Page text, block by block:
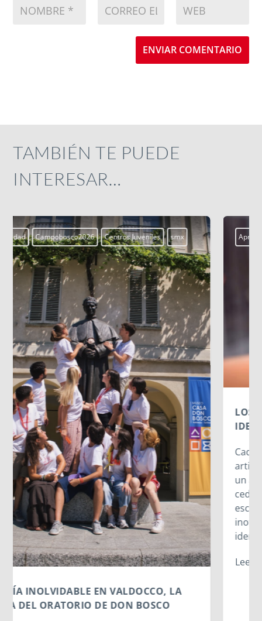
ENVIAR COMENTARIO
TAMBIÉN TE PUEDE
INTERESAR…
Aprendiendo a vivir Blogs
LOS DATOS BIOMÉTRICOS: NUESTRA
IDENTIDAD EN JUEGO
Cada vez que jugamos con la inteligencia
artificial subiendo nuestra imagen para generar
un avatar gracioso, en el fondo estamos
cediendo una parte de nuestra identidad. El
escaneo facial no es un simple pasatiempo
inofensivo; nuestra cara es una seña de
identidad...
Leer más